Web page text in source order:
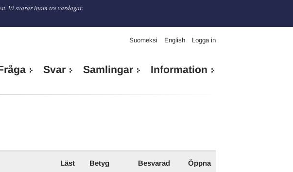
Vi svarar inom tre vardagar.
Suomeksi English Logga in
Svar Samlingar Information
Läst Betyg Besvarad Öppna